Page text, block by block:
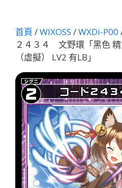
首頁 /WIXOSS /WXDi-P00
２４３４ 文野環「黑色
（虛擬） LV2 有LB」